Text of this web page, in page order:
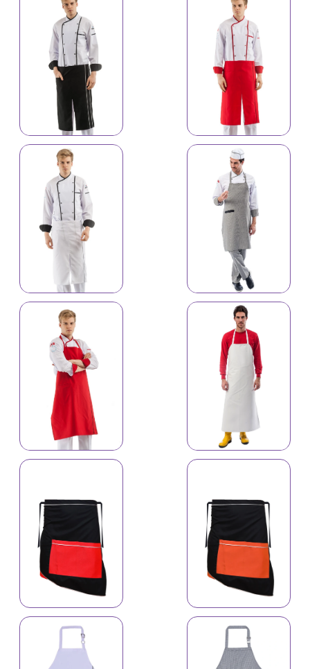
İş önlüyü 4184
İş önlüyü 4181
İş önlüyü 4649